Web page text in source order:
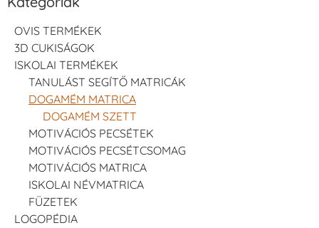
OVIS TERMÉKEK
3D CUKISÁGOK
ISKOLAI TERMÉKEK
TANULÁST SEGÍTŐ MATRICÁK
DOGAMÉM MATRICA
DOGAMÉM SZETT
MOTIVÁCIÓS PECSÉTEK
MOTIVÁCIÓS PECSÉTCSOMAG
MOTIVÁCIÓS MATRICA
ISKOLAI NÉVMATRICA
FÜZETEK
LOGOPÉDIA